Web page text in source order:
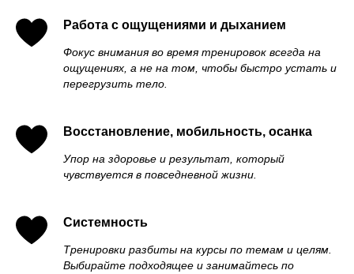
Работа с ощущениями и дыханием
Фокус внимания во время тренировок всегда на
ощущениях, а не на том, чтобы быстро устать и
перегрузить тело.
Восстановление, мобильность, осанка
Упор на здоровье и результат, который
чувствуется в повседневной жизни.
Системность
Тренировки разбиты на курсы по темам и целям.
Выбирайте подходящее и занимайтесь по